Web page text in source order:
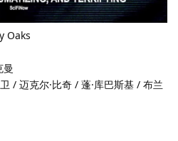
Oaks
曼
/ 迈克尔·比奇 / 蓬·库巴斯基 / 布兰